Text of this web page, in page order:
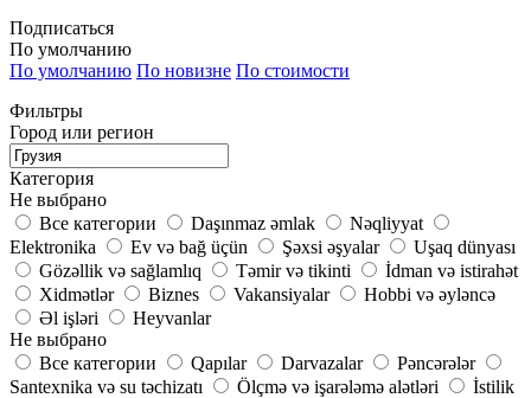
Подписаться
По умолчанию
По умолчанию По новизне По стоимости
Фильтры
Город или регион
Категория
Не выбрано
Все категории
Daşınmaz əmlak
Nəqliyyat
Elektronika
Ev və bağ üçün Şəxsi əşyalar
Uşaq dünyası
Gözəllik və sağlamlıq
Təmir və tikinti
İdman və istirahət
Xidmətlər
Biznes Vakansiyalar
Hobbi və əyləncə
Əl işləri
Heyvanlar
Не выбрано
Все категории
Qapılar Darvazalar
Pəncərələr
Santexnika və su təchizatı
Ölçmə və işarələmə alətləri
İstilik